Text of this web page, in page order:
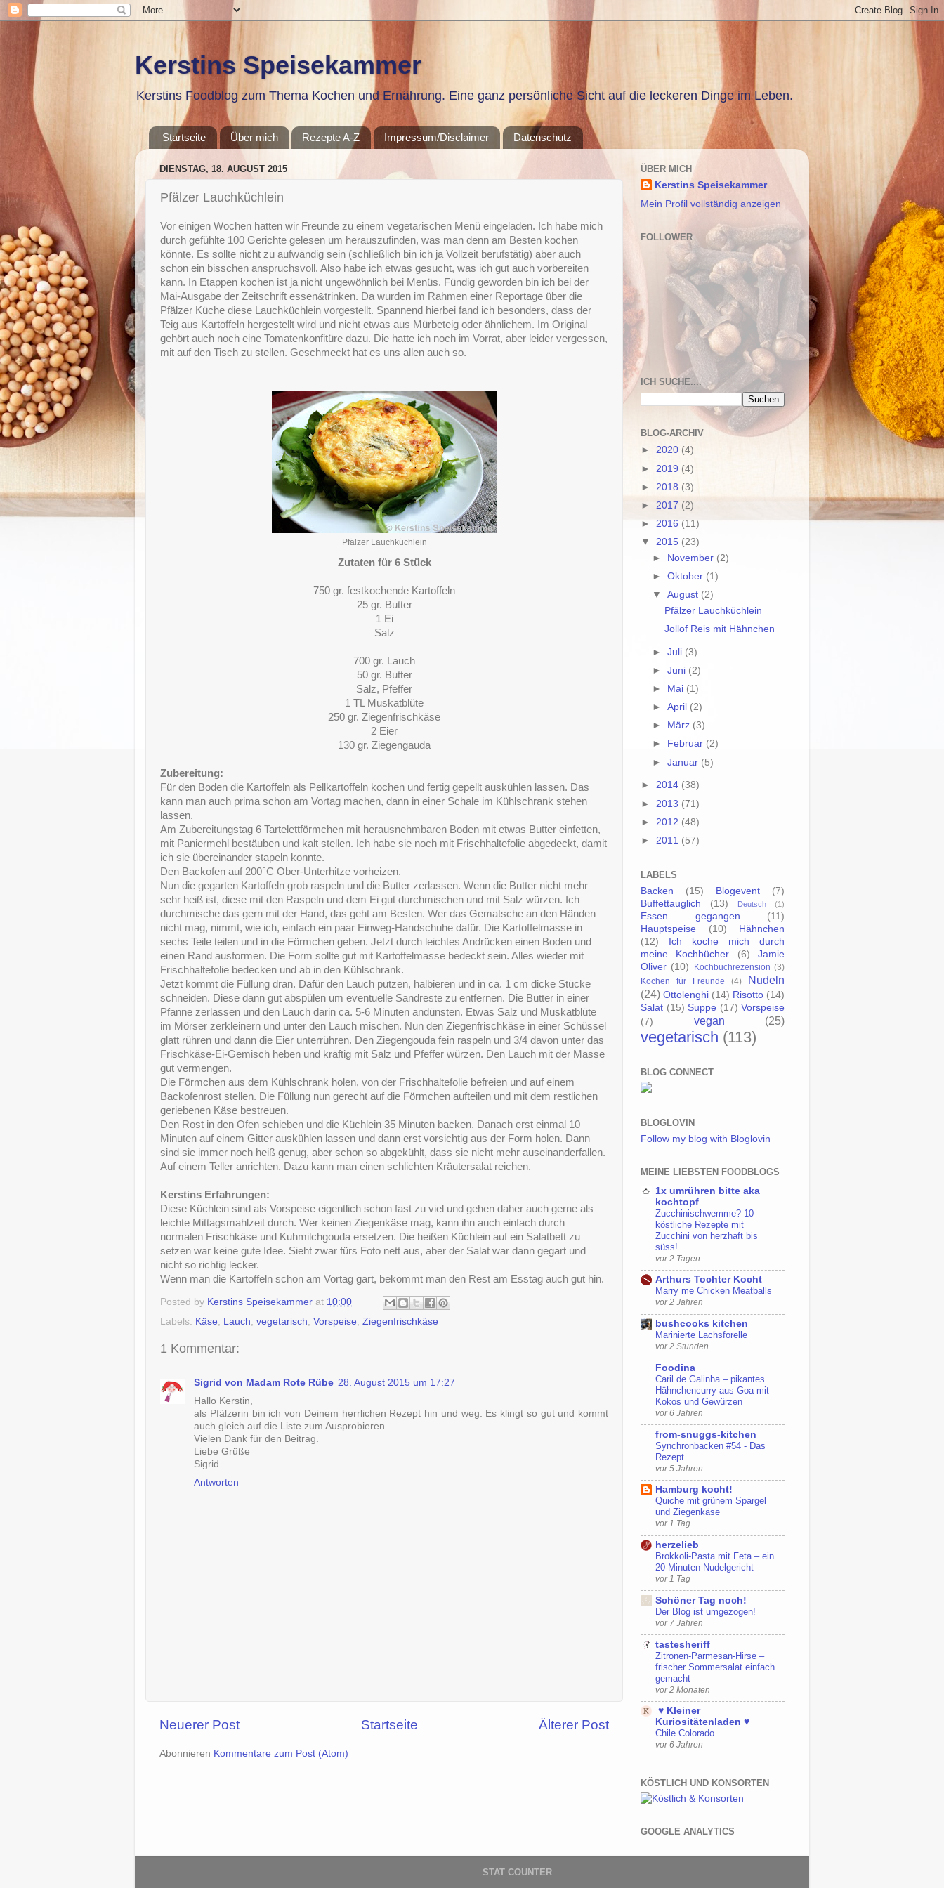
Kerstins Speisekammer
Kerstins Foodblog zum Thema Kochen und Ernährung. Eine ganz persönliche Sicht auf die leckeren Dinge im Leben.
Startseite Über mich Rezepte A-Z Impressum/Disclaimer Datenschutz
DIENSTAG, 18. AUGUST 2015
Pfälzer Lauchküchlein
Vor einigen Wochen hatten wir Freunde zu einem vegetarischen Menü eingeladen. Ich habe mich
durch gefühlte 100 Gerichte gelesen um herauszufinden, was man denn am Besten kochen
könnte. Es sollte nicht zu aufwändig sein (schließlich bin ich ja Vollzeit berufstätig) aber auch
schon ein bisschen anspruchsvoll. Also habe ich etwas gesucht, was ich gut auch vorbereiten
kann. In Etappen kochen ist ja nicht ungewöhnlich bei Menüs. Fündig geworden bin ich bei der
Mai-Ausgabe der Zeitschrift essen&trinken. Da wurden im Rahmen einer Reportage über die
Pfälzer Küche diese Lauchküchlein vorgestellt. Spannend hierbei fand ich besonders, dass der
Teig aus Kartoffeln hergestellt wird und nicht etwas aus Mürbeteig oder ähnlichem. Im Original
gehört auch noch eine Tomatenkonfitüre dazu. Die hatte ich noch im Vorrat, aber leider vergessen,
mit auf den Tisch zu stellen. Geschmeckt hat es uns allen auch so.
Pfälzer Lauchküchlein
Zutaten für 6 Stück
750 gr. festkochende Kartoffeln
25 gr. Butter
1 Ei
Salz
700 gr. Lauch
50 gr. Butter
Salz, Pfeffer
1 TL Muskatblüte
250 gr. Ziegenfrischkäse
2 Eier
130 gr. Ziegengauda
Zubereitung:
Für den Boden die Kartoffeln als Pellkartoffeln kochen und fertig gepellt auskühlen lassen. Das
kann man auch prima schon am Vortag machen, dann in einer Schale im Kühlschrank stehen
lassen.
Am Zubereitungstag 6 Tartelettförmchen mit herausnehmbaren Boden mit etwas Butter einfetten,
mit Paniermehl bestäuben und kalt stellen. Ich habe sie noch mit Frischhaltefolie abgedeckt, damit
ich sie übereinander stapeln konnte.
Den Backofen auf 200°C Ober-Unterhitze vorheizen.
Nun die gegarten Kartoffeln grob raspeln und die Butter zerlassen. Wenn die Butter nicht mehr
sehr heiß ist, diese mit den Raspeln und dem Ei gut durchmischen und mit Salz würzen. Ich
durchmische das gern mit der Hand, das geht am Besten. Wer das Gematsche an den Händen
nicht mag, nimmt, wie ich, einfach ein paar Einweg-Handschuhe dafür. Die Kartoffelmasse in
sechs Teile teilen und in die Förmchen geben. Jetzt durch leichtes Andrücken einen Boden und
einen Rand ausformen. Die Form sollte gut mit Kartoffelmasse bedeckt sein. Alles wieder mit
Frischhaltefolie bedecken und ab in den Kühlschrank.
Jetzt kommt die Füllung dran. Dafür den Lauch putzen, halbieren und in ca. 1 cm dicke Stücke
schneiden. Diese dann gut abspülen um eventuelle Sandreste zu entfernen. Die Butter in einer
Pfanne zerlassen und den Lauch darin ca. 5-6 Minuten andünsten. Etwas Salz und Muskatblüte
im Mörser zerkleinern und unter den Lauch mischen. Nun den Ziegenfrischkäse in einer Schüssel
glatt rühren und dann die Eier unterrühren. Den Ziegengouda fein raspeln und 3/4 davon unter das
Frischkäse-Ei-Gemisch heben und kräftig mit Salz und Pfeffer würzen. Den Lauch mit der Masse
gut vermengen.
Die Förmchen aus dem Kühlschrank holen, von der Frischhaltefolie befreien und auf einem
Backofenrost stellen. Die Füllung nun gerecht auf die Förmchen aufteilen und mit dem restlichen
geriebenen Käse bestreuen.
Den Rost in den Ofen schieben und die Küchlein 35 Minuten backen. Danach erst einmal 10
Minuten auf einem Gitter auskühlen lassen und dann erst vorsichtig aus der Form holen. Dann
sind sie immer noch heiß genug, aber schon so abgekühlt, dass sie nicht mehr auseinanderfallen.
Auf einem Teller anrichten. Dazu kann man einen schlichten Kräutersalat reichen.
Kerstins Erfahrungen:
Diese Küchlein sind als Vorspeise eigentlich schon fast zu viel und gehen daher auch gerne als
leichte Mittagsmahlzeit durch. Wer keinen Ziegenkäse mag, kann ihn auch einfach durch
normalen Frischkäse und Kuhmilchgouda ersetzen. Die heißen Küchlein auf ein Salatbett zu
setzen war keine gute Idee. Sieht zwar fürs Foto nett aus, aber der Salat war dann gegart und
nicht so richtig lecker.
Wenn man die Kartoffeln schon am Vortag gart, bekommt man den Rest am Esstag auch gut hin.
Posted by Kerstins Speisekammer at 10:00
Labels: Käse Lauch vegetarisch Vorspeise Ziegenfrischkäse
1 Kommentar:
Sigrid von Madam Rote Rübe 28. August 2015 um 17:27
Hallo Kerstin,
als Pfälzerin bin ich von Deinem herrlichen Rezept hin und weg. Es klingt so gut und kommt
auch gleich auf die Liste zum Ausprobieren.
Vielen Dank für den Beitrag.
Liebe Grüße
Sigrid
Antworten
Neuerer Post Älterer Post
Startseite
Abonnieren Kommentare zum Post (Atom)
ÜBER MICH
Kerstins Speisekammer
Mein Profil vollständig anzeigen
FOLLOWER
ICH SUCHE....
BLOG-ARCHIV
► 2020 (4)
► 2019 (4)
► 2018 (3)
► 2017 (2)
► 2016 (11)
▼ 2015 (23)
►
November (2)
►Oktober (1)
▼August (2)
Pfälzer Lauchküchlein
Jollof Reis mit Hähnchen
►Juli (3)
►Juni (2)
►
Mai (1)
►April (2)
►
März (3)
►
Februar (2)
►Januar (5)
► 2014 (38)
► 2013 (71)
► 2012 (48)
► 2011 (57)
LABELS
Backen
(15) Blogevent
(7)
Buffettauglich
(13) Deutsch (1)
Essen gegangen
(11)
Hauptspeise
(10)
Hähnchen
(12)
Ich koche mich durch
meine Kochbücher
(6)
Jamie
Oliver (10) Kochbuchrezension (3)
Kochen für Freunde
(4)
Nudeln
(24) Ottolenghi (14) Risotto (14)
Salat (15) Suppe (17) Vorspeise
(7)
vegan (25)
vegetarisch (113)
BLOG CONNECT
BLOGLOVIN
Follow my blog with Bloglovin
MEINE LIEBSTEN FOODBLOGS
1x umrühren bitte aka
kochtopf
Zucchinischwemme? 10
köstliche Rezepte mit
Zucchini von herzhaft bis
süss!
vor 2 Tagen
Arthurs Tochter Kocht
Marry me Chicken Meatballs
vor 2 Jahren
bushcooks kitchen
Marinierte Lachsforelle
vor 2 Stunden
Foodina
Caril de Galinha – pikantes
Hähnchencurry aus Goa mit
Kokos und Gewürzen
vor 6 Jahren
from-snuggs-kitchen
Synchronbacken #54 - Das
Rezept
vor 5 Jahren
Hamburg kocht!
Quiche mit grünem Spargel
und Ziegenkäse
vor 1 Tag
herzelieb
Brokkoli-Pasta mit Feta – ein
20-Minuten Nudelgericht
vor 1 Tag
Schöner Tag noch!
Der Blog ist umgezogen!
vor 7 Jahren
tastesheriff
Zitronen-Parmesan-Hirse –
frischer Sommersalat einfach
gemacht
vor 2 Monaten
♥ Kleiner
Kuriositätenladen ♥
Chile Colorado
vor 6 Jahren
KÖSTLICH UND KONSORTEN
GOOGLE ANALYTICS
STAT COUNTER